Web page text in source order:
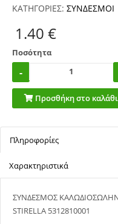
ΚΑΤΗΓΟΡΙΕΣ: ΣΥΝΔΕΣΜΟΙ
1.40 €
Ποσότητα
Προσθήκη στο καλάθι
Πληροφορίες
Χαρακτηριστικά
ΣΥΝΔΕΣΜΟΣ
STIRELLA 5312810001